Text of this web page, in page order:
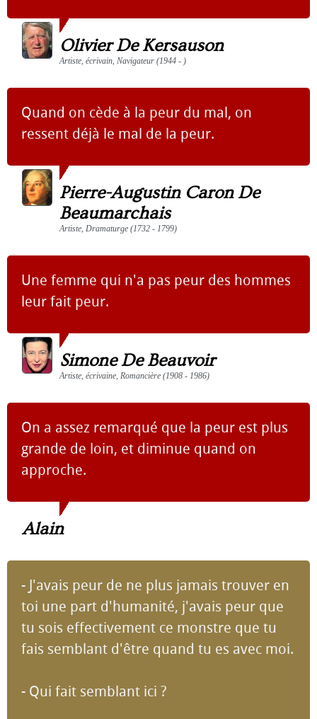
Olivier De Kersauson
Artiste, écrivain, Navigateur (1944 - )
Quand on cède à la peur du mal, on
ressent déjà le mal de la peur.
Pierre-Augustin Caron De
Beaumarchais
Artiste, Dramaturge (1732 - 1799)
Une femme qui n'a pas peur des hommes
leur fait peur.
Simone De Beauvoir
Artiste, écrivaine, Romancière (1908 - 1986)
On a assez remarqué que la peur est plus
grande de loin, et diminue quand on
approche.
Alain
- J'avais peur de ne plus jamais trouver en
toi une part d'humanité, j'avais peur que
tu sois effectivement ce monstre que tu
fais semblant d'être quand tu es avec moi.
- Qui fait semblant ici ?